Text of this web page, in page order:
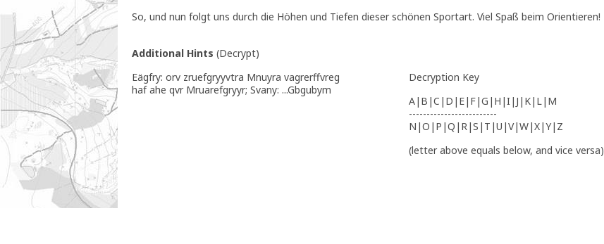
So, und nun folgt uns durch die Höhen und Tiefen dieser schönen Sportart. Viel Spaß beim Orientieren!
Additional Hints (Decrypt)
Eägfry: orv zruefgryyvtra Mnuyra vagrerffvreg
haf ahe qvr Mruarefgryyr; Svany: ...Gbgubym
Decryption Key
A|B|C|D|E|F|G|H|I|J|K|L|M
-------------------------
N|O|P|Q|R|S|T|U|V|W|X|Y|Z
(letter above equals below, and vice versa)